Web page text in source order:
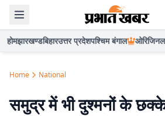
होमझारखण्डबिहारउत्तर प्रदेशपश्चिम बंगाल ओरिजिनल
Home National
समुद्र में भी दुश्मनों के